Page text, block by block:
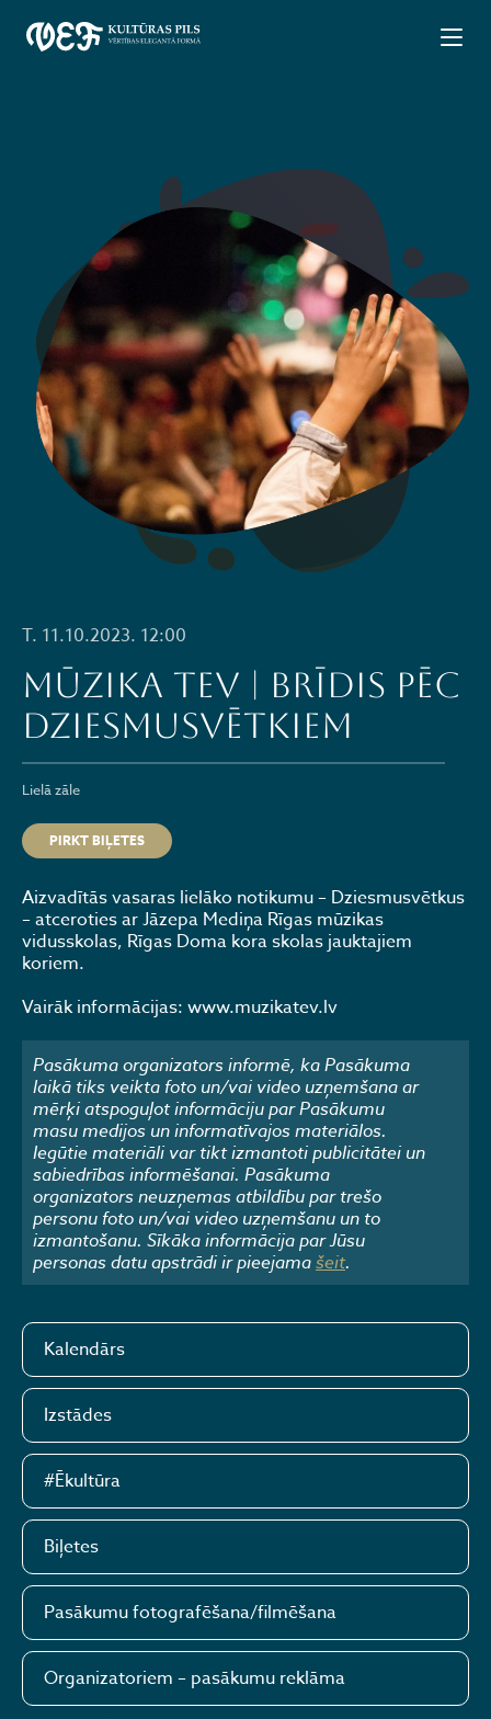
T. 11.10.2023. 12:00
MŪZIKA TEV | BRĪDIS PĒC
DZIESMUSVĒTKIEM
Lielā zāle
PIRKT BIĻETES
Aizvadītās vasaras lielāko notikumu – Dziesmusvētkus
– atceroties ar Jāzepa Mediņa Rīgas mūzikas
vidusskolas, Rīgas Doma kora skolas jauktajiem
koriem.
Vairāk informācijas: www.muzikatev.lv
Pasākuma organizators informē, ka Pasākuma
laikā tiks veikta foto un/vai video uzņemšana ar
mērķi atspoguļot informāciju par Pasākumu
masu medijos un informatīvajos materiālos.
Iegūtie materiāli var tikt izmantoti publicitātei un
sabiedrības informēšanai. Pasākuma
organizators neuzņemas atbildību par trešo
personu foto un/vai video uzņemšanu un to
izmantošanu. Sīkāka informācija par Jūsu
personas datu apstrādi ir pieejamašeit.
Kalendārs
Izstādes
#Ēkultūra
Biļetes
Pasākumu fotografēšana/filmēšana
Organizatoriem – pasākumu reklāma